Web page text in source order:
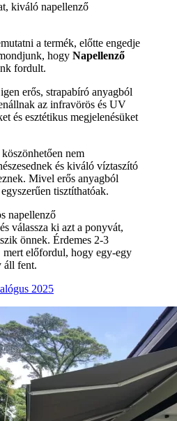
kiváló napellenző
a termék, előtte engedje
hogy Napellenző
fordult.
erős, strapabíró anyagból
az infravörös és UV
és esztétikus megjelenésüket
nem
és kiváló víztaszító
Mivel erős anyagból
tisztíthatóak.
napellenző
válassza ki azt a ponyvát,
önnek. Érdemes 2-3
előfordul, hogy egy-egy
áll fent.
2025